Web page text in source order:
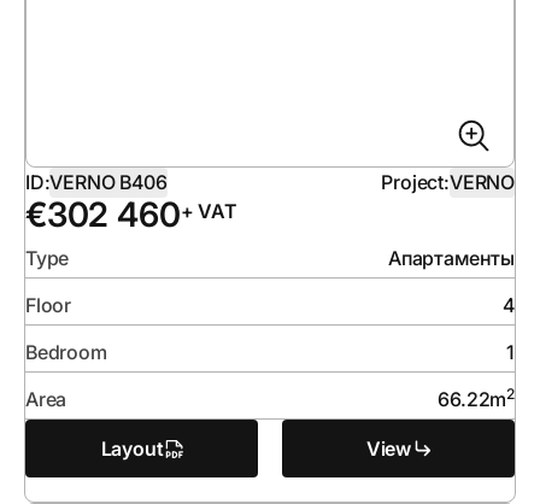
ID:VERNO B406 Project:VERNO
€302 460+ VAT
Type
Апартаменты
Floor
4
Bedroom
1
Area
66.22m2
Layout View